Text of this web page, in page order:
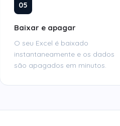
05
Baixar e apagar
O seu Excel é baixado
instantaneamente e os dados
são apagados em minutos.